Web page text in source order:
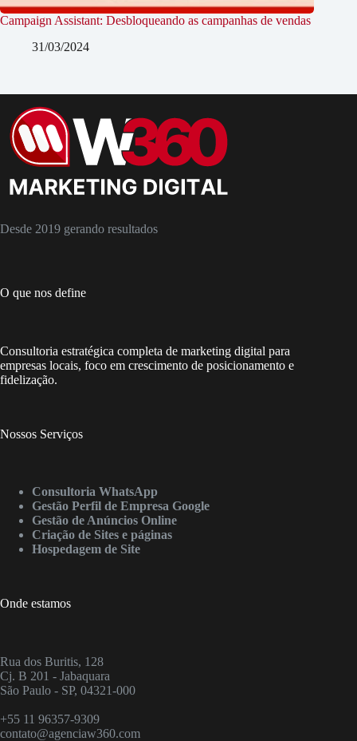
Campaign Assistant: Desbloqueando as campanhas de vendas
31/03/2024
Desde 2019 gerando resultados
O que nos define
Consultoria estratégica completa de marketing digital para
empresas locais, foco em crescimento de posicionamento e
fidelização.
Nossos Serviços
Consultoria WhatsApp
Gestão Perfil de Empresa Google
Gestão de Anúncios Online
Criação de Sites e páginas
Hospedagem de Site
Onde estamos
Rua dos Buritis, 128
Cj. B 201 - Jabaquara
São Paulo - SP, 04321-000
+55 11 96357-9309
contato@agenciaw360.com